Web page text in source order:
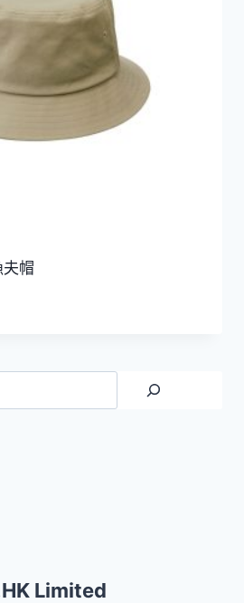
帽
Limited